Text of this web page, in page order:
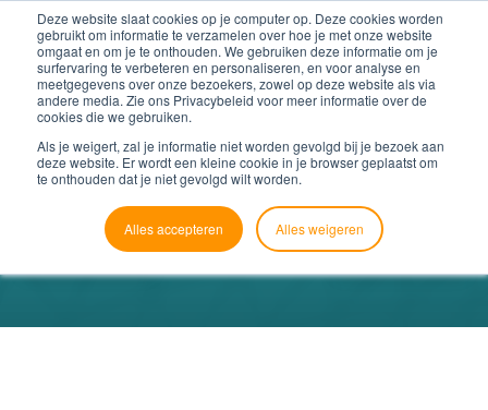
Deze website slaat cookies op je computer op. Deze cookies worden
gebruikt om informatie te verzamelen over hoe je met onze website
omgaat en om je te onthouden. We gebruiken deze informatie om je
surfervaring te verbeteren en personaliseren, en voor analyse en
meetgegevens over onze bezoekers, zowel op deze website als via
andere media. Zie ons Privacybeleid voor meer informatie over de
cookies die we gebruiken.
Als je weigert, zal je informatie niet worden gevolgd bij je bezoek aan
deze website. Er wordt een kleine cookie in je browser geplaatst om
te onthouden dat je niet gevolgd wilt worden.
Alles accepteren Alles weigeren